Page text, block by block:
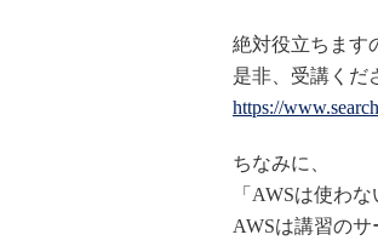
絶対役立ちます
是非、受講くだ
https://
ちなみに、
「AWSは使わ
AWSは講習のサ